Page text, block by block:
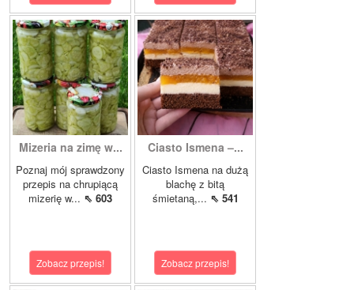
Mizeria na zimę w...
Poznaj mój sprawdzony
przepis na chrupiącą
mizerię w... ⇖ 603
Zobacz przepis!
Ciasto Ismena –...
Ciasto Ismena na dużą
blachę z bitą
śmietaną,... ⇖ 541
Zobacz przepis!